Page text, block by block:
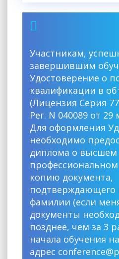
Участникам,
завершившим
Удостоверение о
квалификации в
(Лицензия Серия
Рег. N 040089 от 29
Для оформления
необходимо
диплома о высшем
копию документа,
подтверждающего
фамилии (если
документы
позднее, чем за 3
начала обучения
адрес